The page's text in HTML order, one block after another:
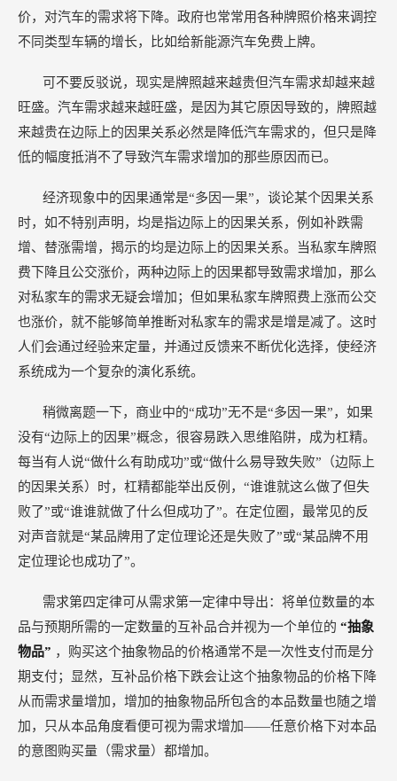
价，对汽车的需求将下降。政府也常常用各种牌照价格来调控
不同类型车辆的增长，比如给新能源汽车免费上牌。
可不要反驳说，现实是牌照越来越贵但汽车需求却越来越
旺盛。汽车需求越来越旺盛，是因为其它原因导致的，牌照越
来越贵在边际上的因果关系必然是降低汽车需求的，但只是降
低的幅度抵消不了导致汽车需求增加的那些原因而已。
经济现象中的因果通常是“多因一果”，谈论某个因果关系
时，如不特别声明，均是指边际上的因果关系，例如补跌需
增、替涨需增，揭示的均是边际上的因果关系。当私家车牌照
费下降且公交涨价，两种边际上的因果都导致需求增加，那么
对私家车的需求无疑会增加；但如果私家车牌照费上涨而公交
也涨价，就不能够简单推断对私家车的需求是增是减了。这时
人们会通过经验来定量，并通过反馈来不断优化选择，使经济
系统成为一个复杂的演化系统。
稍微离题一下，商业中的“成功”无不是“多因一果”，如果
没有“边际上的因果”概念，很容易跌入思维陷阱，成为杠精。
每当有人说“做什么有助成功”或“做什么易导致失败”（边际上
的因果关系）时，杠精都能举出反例，“谁谁就这么做了但失
败了”或“谁谁就做了什么但成功了”。在定位圈，最常见的反
对声音就是“某品牌用了定位理论还是失败了”或“某品牌不用
定位理论也成功了”。
需求第四定律可从需求第一定律中导出：将单位数量的本
品与预期所需的一定数量的互补品合并视为一个单位的 “抽象
物品” ，购买这个抽象物品的价格通常不是一次性支付而是分
期支付；显然，互补品价格下跌会让这个抽象物品的价格下降
从而需求量增加，增加的抽象物品所包含的本品数量也随之增
加，只从本品角度看便可视为需求增加——任意价格下对本品
的意图购买量（需求量）都增加。